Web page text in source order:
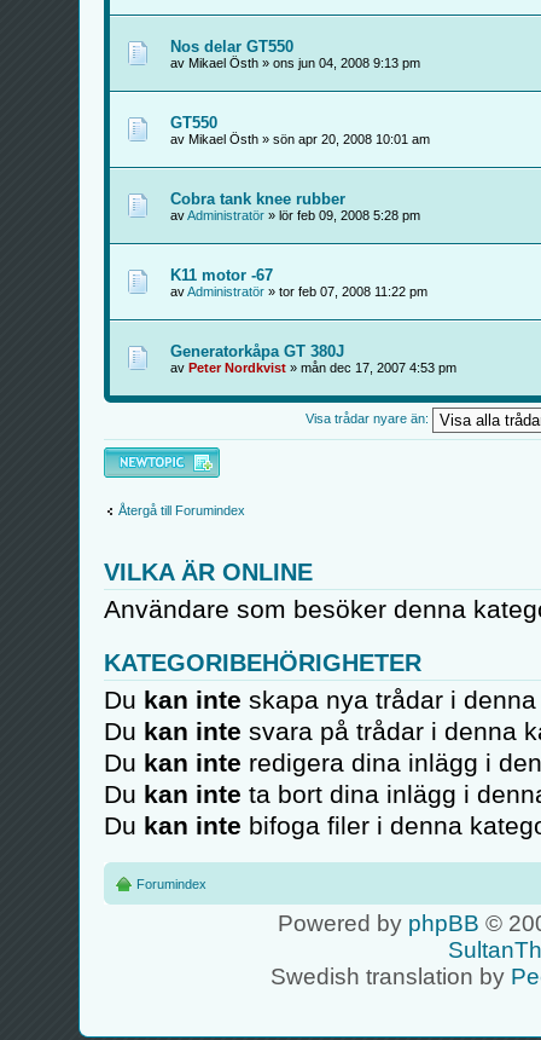
Nos delar GT550
av Mikael Östh » ons jun 04, 2008 9:13 pm
GT550
av Mikael Östh » sön apr 20, 2008 10:01 am
Cobra tank knee rubber
avAdministratör » lör feb 09, 2008 5:28 pm
K11 motor -67
avAdministratör » tor feb 07, 2008 11:22 pm
Generatorkåpa GT 380J
av Peter Nordkvist » mån dec 17, 2007 4:53 pm
Visa trådar nyare än:
Skapa en ny tråd
Återgå till Forumindex
VILKA ÄR ONLINE
Användare som besöker denna
KATEGORIBEHÖRIGHETER
Du kan inte skapa nya trådar i
Du kan inte svara på trådar i denna
Du kan inte redigera dina inlägg i
Du kan inte ta bort dina inlägg i
Du kan inte bifoga filer i denna
Forumindex
Powered by phpBB ©
Swedish translation by